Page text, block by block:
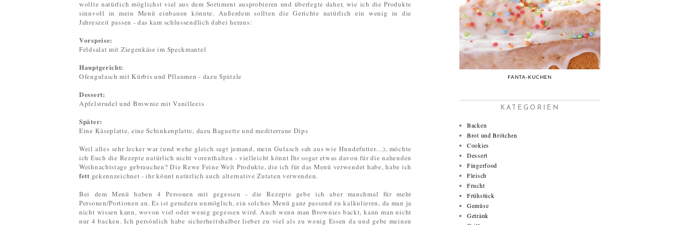
wollte natürlich möglichst viel aus dem Sortiment ausprobieren und überlegte daher, wie ich die Produkte
sinnvoll in mein Menü einbauen könnte. Außerdem sollten die Gerichte natürlich ein wenig in die
Jahreszeit passen - das kam schlussendlich dabei heraus:
Vorspeise:
Feldsalat mit Ziegenkäse im Speckmantel
Hauptgericht:
Ofengulasch mit Kürbis und Pflaumen - dazu Spätzle
Dessert:
Apfelstrudel und Brownie mit Vanilleeis
Später:
Eine Käseplatte, eine Schinkenplatte, dazu Baguette und mediterrane Dips
Weil alles sehr lecker war (und wehe gleich sagt jemand, mein Gulasch sah aus wie Hundefutter....), möchte
ich Euch die Rezepte natürlich nicht vorenthalten - vielleicht könnt Ihr sogar etwas davon für die nahenden
Weihnachtstage gebrauchen? Die Rewe Feine Welt Produkte, die ich für das Menü verwendet habe, habe ich
fett gekennzeichnet - ihr könnt natürlich auch alternative Zutaten verwenden.
Bei dem Menü haben 4 Personen mit gegessen - die Rezepte gebe ich aber manchmal für mehr
Personen/Portionen an. Es ist geradezu unmöglich, ein solches Menü ganz passend zu kalkulieren, da man ja
nicht wissen kann, wovon viel oder wenig gegessen wird. Auch wenn man Brownies backt, kann man nicht
nur 4 backen. Ich persönlich habe sicherheitshalber lieber zu viel als zu wenig Essen da und gebe meinen
FANTA-KUCHEN
KATEGORIEN
Backen
Brot und Brötchen
Cookies
Dessert
Fingerfood
Fleisch
Frucht
Frühstück
Gemüse
Getränk